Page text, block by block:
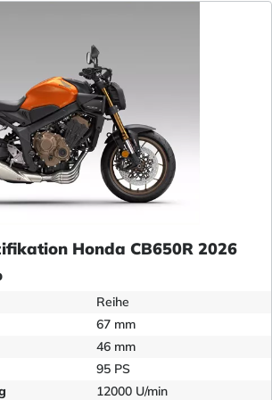
Honda CB650R 2026
Reihe
67 mm
46 mm
95 PS
12000 U/min